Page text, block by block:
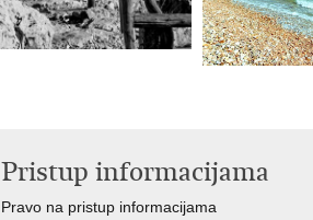
Pristup informacijama
Pravo na pristup informacijama